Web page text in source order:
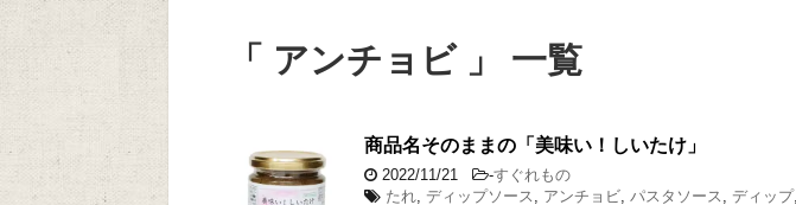
「 アンチョビ 」 一覧
商品名そのままの「美味い！しいたけ」
2022/11/21 -すぐれもの
たれ ディップソース アンチョビ パスタソース ディップ,